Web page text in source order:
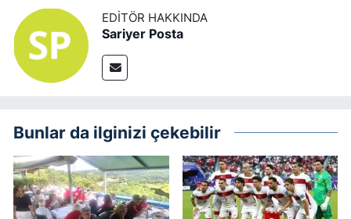
EDITÖR HAKKINDA
Sariyer Posta
Bunlar da ilginizi çekebilir